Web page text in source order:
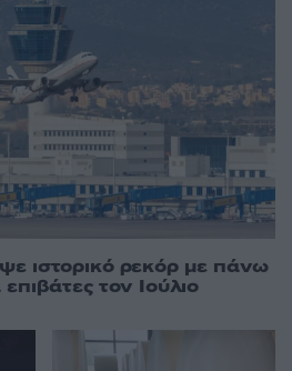
ιστορικό ρεκόρ με πάνω
τον Ιούλιο